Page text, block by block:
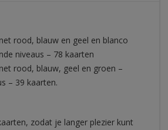
rood, blauw en geel en blanco
niveaus – 78 kaarten
rood, blauw, geel en groen –
– 39 kaarten.
zodat je langer plezier kunt